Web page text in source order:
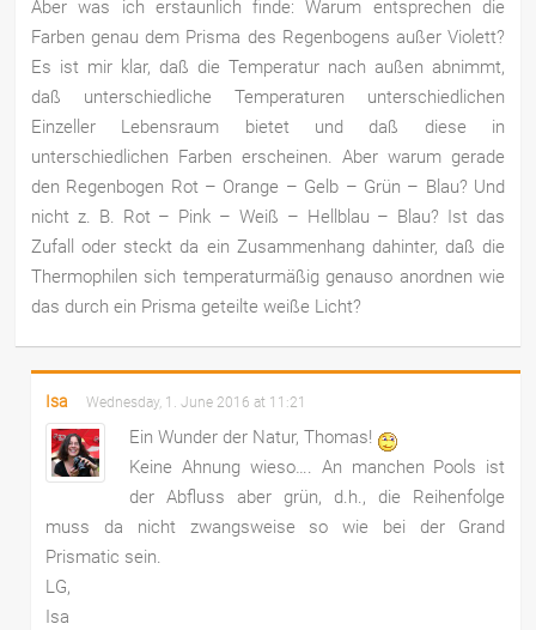
Aber was ich erstaunlich finde: Warum entsprechen die
Farben genau dem Prisma des Regenbogens außer Violett?
Es ist mir klar, daß die Temperatur nach außen abnimmt,
daß unterschiedliche Temperaturen unterschiedlichen
Einzeller Lebensraum bietet und daß diese in
unterschiedlichen Farben erscheinen. Aber warum gerade
den Regenbogen Rot – Orange – Gelb – Grün – Blau? Und
nicht z. B. Rot – Pink – Weiß – Hellblau – Blau? Ist das
Zufall oder steckt da ein Zusammenhang dahinter, daß die
Thermophilen sich temperaturmäßig genauso anordnen wie
das durch ein Prisma geteilte weiße Licht?
Isa Wednesday, 1. June 2016 at 11:21
Ein Wunder der Natur, Thomas!
Keine Ahnung wieso…. An manchen Pools ist
der Abfluss aber grün, d.h., die Reihenfolge
muss da nicht zwangsweise so wie bei der Grand
Prismatic sein.
LG,
Isa